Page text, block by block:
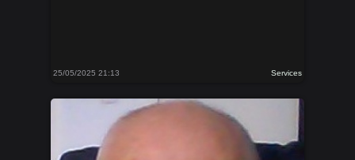
25/05/2025 21:13 Services